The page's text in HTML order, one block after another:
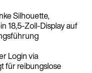
Silhouette,
18,5-Zoll-Display auf
Login via
für reibungslose